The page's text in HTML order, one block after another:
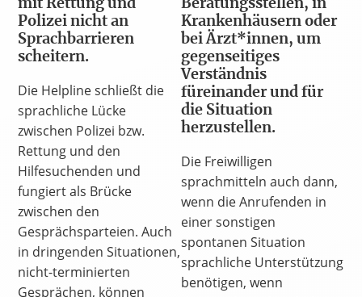
mit Rettung und
Polizei nicht an
Sprachbarrieren
scheitern.
Die Helpline schließt die
sprachliche Lücke
zwischen Polizei bzw.
Rettung und den
Hilfesuchenden und
fungiert als Brücke
zwischen den
Gesprächsparteien. Auch
in dringenden Situationen,
nicht-terminierten
Gesprächen, können
Beratungsstellen, in
Krankenhäusern oder
bei Ärzt*innen, um
gegenseitiges
Verständnis
füreinander und für
die Situation
herzustellen.
Die Freiwilligen
sprachmitteln auch dann,
wenn die Anrufenden in
einer sonstigen
spontanen Situation
sprachliche Unterstützung
benötigen, wenn